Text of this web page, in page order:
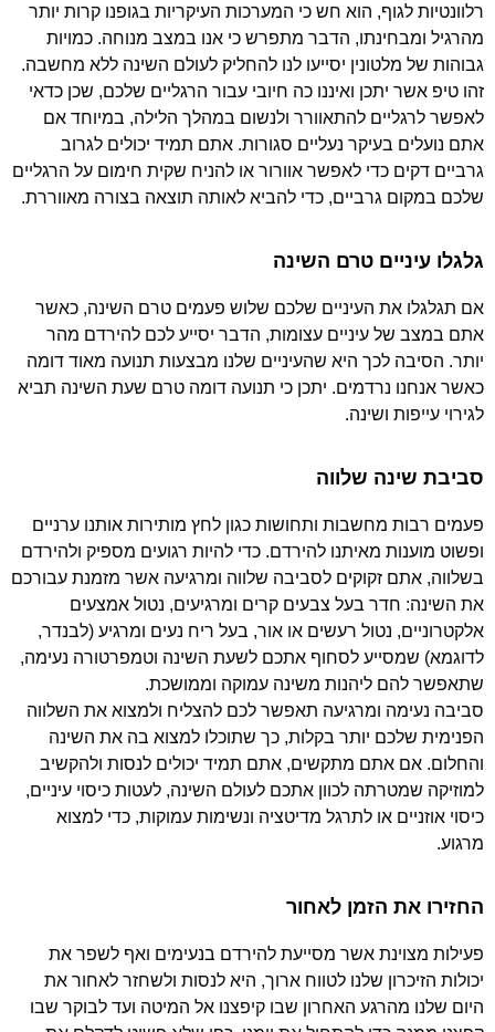
רלוונטיות לגוף, הוא חש כי המערכות העיקריות בגופנו קרות יותר
מהרגיל ומבחינתו, הדבר מתפרש כי אנו במצב מנוחה. כמויות
גבוהות של מלטונין יסייעו לנו להחליק לעולם השינה ללא מחשבה.
זהו טיפ אשר יתכן ואיננו כה חיובי עבור הרגליים שלכם, שכן כדאי
לאפשר לרגליים להתאוורר ולנשום במהלך הלילה, במיוחד אם
אתם נועלים בעיקר נעליים סגורות. אתם תמיד יכולים לגרוב
גרביים דקים כדי לאפשר אוורור או להניח שקית חימום על הרגליים
שלכם במקום גרביים, כדי להביא לאותה תוצאה בצורה מאווררת.
גלגלו עיניים טרם השינה
אם תגלגלו את העיניים שלכם שלוש פעמים טרם השינה, כאשר
אתם במצב של עיניים עצומות, הדבר יסייע לכם להירדם מהר
יותר. הסיבה לכך היא שהעיניים שלנו מבצעות תנועה מאוד דומה
כאשר אנחנו נרדמים. יתכן כי תנועה דומה טרם שעת השינה תביא
לגירוי עייפות ושינה.
סביבת שינה שלווה
פעמים רבות מחשבות ותחושות כגון לחץ מותירות אותנו ערניים
ופשוט מוענות מאיתנו להירדם. כדי להיות רגועים מספיק ולהירדם
בשלווה, אתם זקוקים לסביבה שלווה ומרגיעה אשר מזמנת עבורכם
את השינה: חדר בעל צבעים קרים ומרגיעים, נטול אמצעים
אלקטרוניים, נטול רעשים או אור, בעל ריח נעים ומרגיע (לבנדר,
לדוגמא) שמסייע לסחוף אתכם לשעת השינה וטמפרטורה נעימה,
שתאפשר להם ליהנות משינה עמוקה וממושכת.
סביבה נעימה ומרגיעה תאפשר לכם להצליח ולמצוא את השלווה
הפנימית שלכם יותר בקלות, כך שתוכלו למצוא בה את השינה
והחלום. אם אתם מתקשים, אתם תמיד יכולים לנסות ולהקשיב
למוזיקה שמטרתה לכוון אתכם לעולם השינה, לעטות כיסוי עיניים,
כיסוי אוזניים או לתרגל מדיטציה ונשימות עמוקות, כדי למצוא
מרגוע.
החזירו את הזמן לאחור
פעילות מצוינת אשר מסייעת להירדם בנעימים ואף לשפר את
יכולות הזיכרון שלנו לטווח ארוך, היא לנסות ולשחזר לאחור את
היום שלנו מהרגע האחרון שבו קיפצנו אל המיטה ועד לבוקר שבו